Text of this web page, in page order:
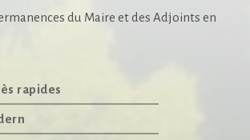
du Maire et des Adjoints en
rapides